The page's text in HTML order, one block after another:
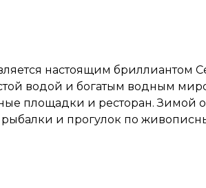
настоящим бриллиантом
водой и богатым водным
площадки и ресторан. Зимой
и прогулок по